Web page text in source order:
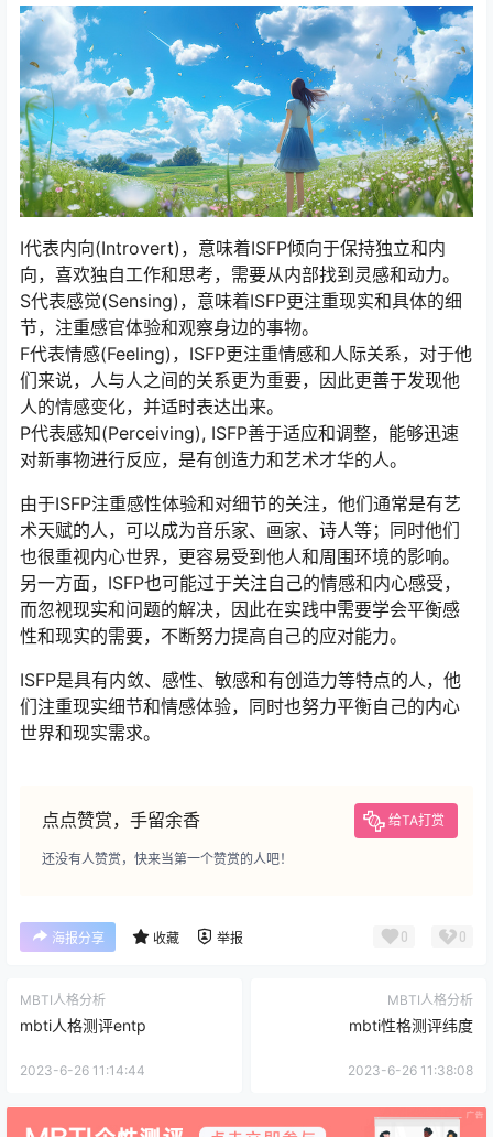
I代表内向(Introvert)，意味着ISFP倾向于保持独立和内
向，喜欢独自工作和思考，需要从内部找到灵感和动力。
S代表感觉(Sensing)，意味着ISFP更注重现实和具体的细
节，注重感官体验和观察身边的事物。
F代表情感(Feeling)，ISFP更注重情感和人际关系，对于他
们来说，人与人之间的关系更为重要，因此更善于发现他
人的情感变化，并适时表达出来。
P代表感知(Perceiving), ISFP善于适应和调整，能够迅速
对新事物进行反应，是有创造力和艺术才华的人。
由于ISFP注重感性体验和对细节的关注，他们通常是有艺
术天赋的人，可以成为音乐家、画家、诗人等；同时他们
也很重视内心世界，更容易受到他人和周围环境的影响。
另一方面，ISFP也可能过于关注自己的情感和内心感受，
而忽视现实和问题的解决，因此在实践中需要学会平衡感
性和现实的需要，不断努力提高自己的应对能力。
ISFP是具有内敛、感性、敏感和有创造力等特点的人，他
们注重现实细节和情感体验，同时也努力平衡自己的内心
世界和现实需求。
点点赞赏，手留余香 给TA打赏
还没有人赞赏，快来当第一个赞赏的人吧！
海报分享 收藏 举报 0 0
MBTI人格分析
mbti人格测评entp
2023-6-26 11:14:44
MBTI人格分析
mbti性格测评纬度
2023-6-26 11:38:08